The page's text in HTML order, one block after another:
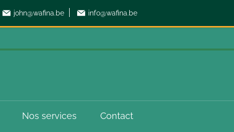
john@wafina.be info@wafina.be
Nos services Contact